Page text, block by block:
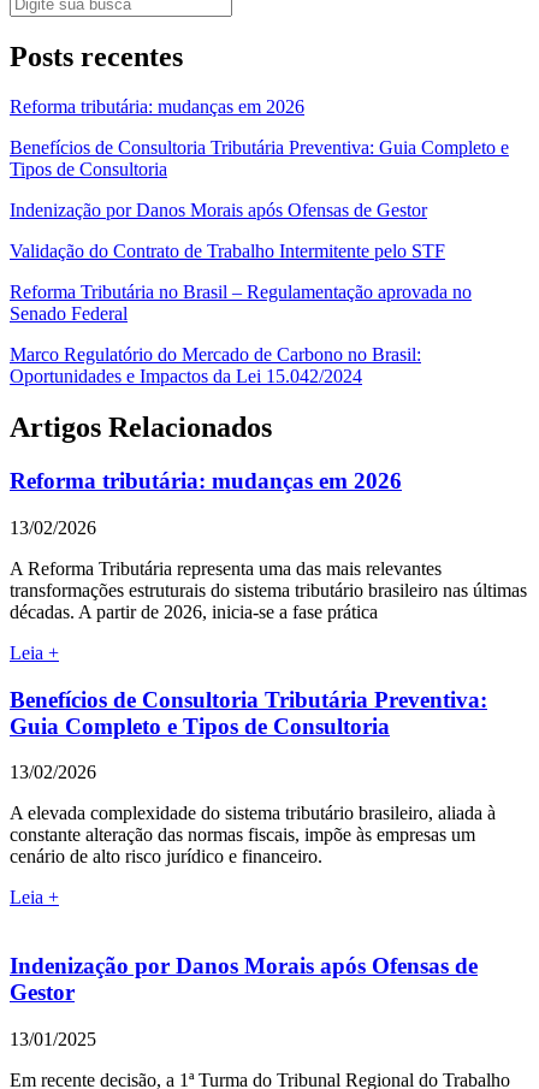
Posts recentes
Reforma tributária: mudanças em 2026
Benefícios de Consultoria Tributária Preventiva: Guia Completo e
Tipos de Consultoria
Indenização por Danos Morais após Ofensas de Gestor
Validação do Contrato de Trabalho Intermitente pelo STF
Reforma Tributária no Brasil – Regulamentação aprovada no
Senado Federal
Marco Regulatório do Mercado de Carbono no Brasil:
Oportunidades e Impactos da Lei 15.042/2024
Artigos Relacionados
Reforma tributária: mudanças em 2026
13/02/2026
A Reforma Tributária representa uma das mais relevantes
transformações estruturais do sistema tributário brasileiro nas últimas
décadas. A partir de 2026, inicia-se a fase prática
Leia +
Benefícios de Consultoria Tributária Preventiva:
Guia Completo e Tipos de Consultoria
13/02/2026
A elevada complexidade do sistema tributário brasileiro, aliada à
constante alteração das normas fiscais, impõe às empresas um
cenário de alto risco jurídico e financeiro.
Leia +
Indenização por Danos Morais após Ofensas de
Gestor
13/01/2025
Em recente decisão, a 1ª Turma do Tribunal Regional do Trabalho